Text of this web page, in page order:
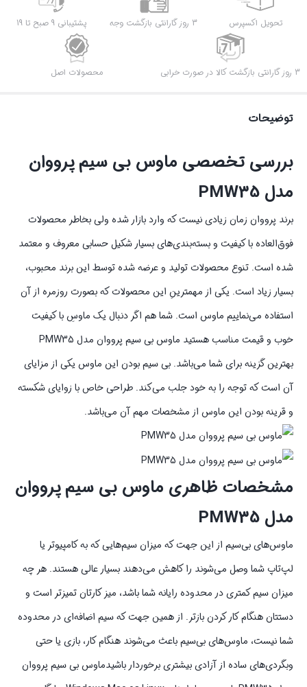
تحویل اکسپرس 3 روز گارانتی بازگشت وجه پشتیبانی 9 صبح تا 19
3 روز گارانتی بازگشت کالا در صورت خرابی محصولات اصل
توضیحات
بررسی تخصصی ماوس بی سیم پرووان
مدل PMW35
برند پرووان زمان زیادی نیست که وارد بازار شده ولی بخاطر محصولات
فوق‌العاده با کیفیت و بسته‌بندی‌های بسیار شکیل حسابی معروف و معتمد
شده است. تنوع محصولات تولید و عرضه شده توسط این برند محبوب،
بسیار زیاد است. یکی از مهمترینِ این محصولات که بصورت روزمره از آن
استفاده می‌نماییم ماوس است. شما هم اگر دنبال یک ماوسِ با کیفیت
خوب و قیمت مناسب هستید ماوس بی سیم پرووان مدل PMW35
بهترین گزینه برای شما می‌باشد. بی سیم بودن این ماوس یکی از مزایای
آن است که توجه را به خود جلب می‌کند. طراحی خاص با زوایای شکسته
و قرینه بودن این ماوس از مشخصات مهم آن می‌باشد.
مشخصات ظاهری ماوس بی سیم پرووان
مدل PMW35
ماوس‌های بی‌سیم از این جهت که میزان سیم‌هایی که به کامپیوتر یا
لپ‌تاپ شما وصل می‌شوند را کاهش می‌دهند بسیار عالی هستند. هر چه
میزان سیم کمتری در محدوده رایانه شما باشد، میز کارتان تمیزتر است و
دستتان هنگام کار کردن بازتر.‌ از همین جهت که سیم اضافه‌ای در محدوده
شما نیست، ماوس‌های بی‌سیم باعث می‌شوند هنگام کار، بازی یا حتی
وبگردی‌های ساده از آزادی بیشتری برخوردار باشیدماوس بی سیم پرووان